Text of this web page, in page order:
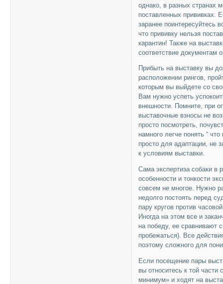
однако, в разных странах
поставленных прививках.
заранее поинтересуйтесь
что прививку нельзя
карантин! Также на
соответствие документам
Прибыть на выставку вы
расположении рингов,
которым вы выйдете со
Вам нужно успеть
внешности. Помните, при
выставочные взносы не
просто посмотреть,
намного легче понять “
просто для адаптации, не
к условиям выставки.
Сама экспертиза собаки в
особенности и тонкости
совсем не многое. Нужно
недолго постоять перед
пару кругов против
Иногда на этом все и
на победу, ее сравнивают
пробежаться). Все
поэтому сложного для
Если посещение пары
вы относитесь к той
минимум» и ходят на